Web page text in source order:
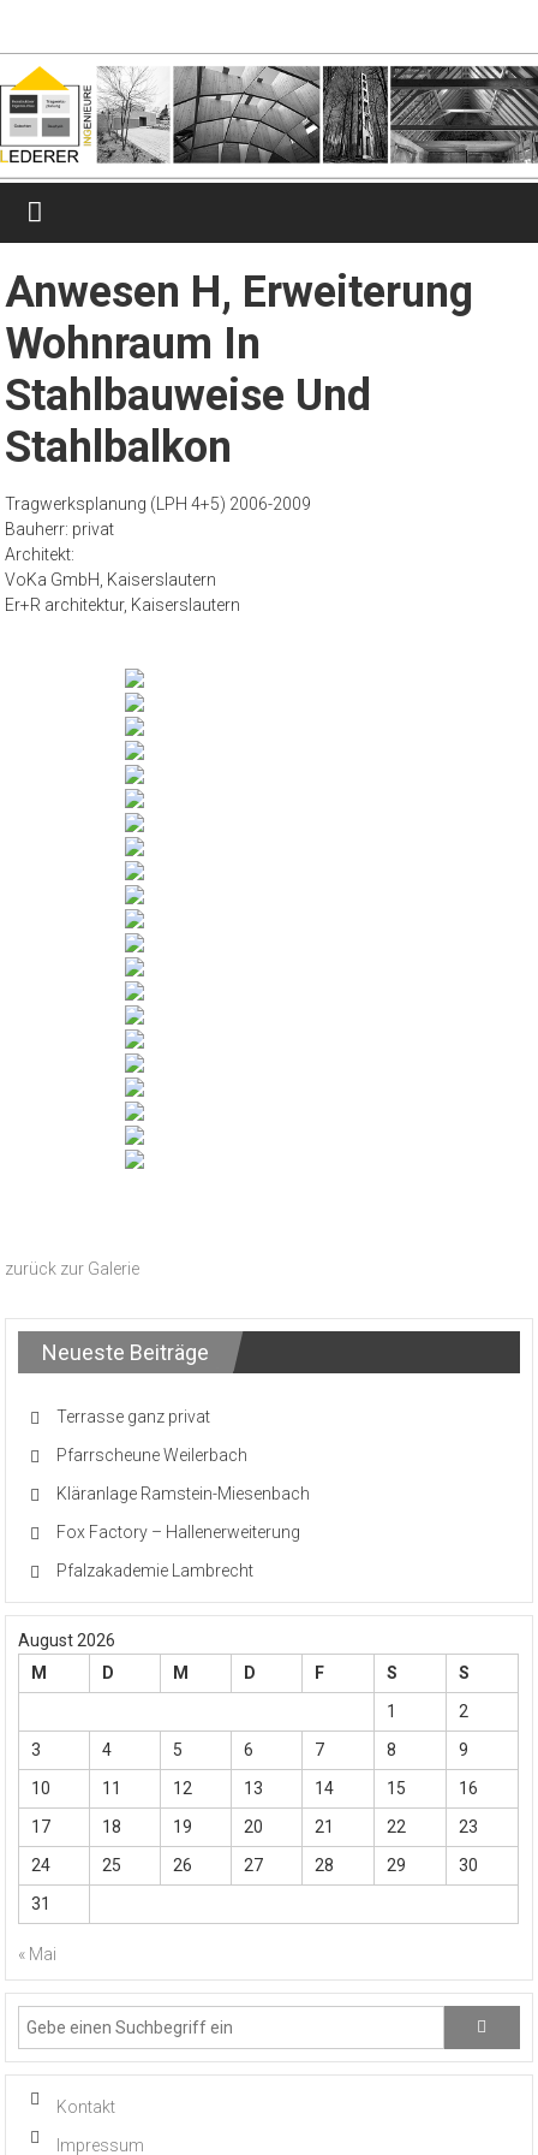
lederer-
ingenieure.de
Ingenieurbüro
für
Anwesen H, Erweiterung
Wohnraum In
Stahlbauweise Und
Stahlbalkon
Tragwerksplanung (LPH 4+5) 2006-2009
Bauherr: privat
Architekt:
VoKa GmbH, Kaiserslautern
Er+R architektur, Kaiserslautern
zurück zur Galerie
Neueste Beiträge
Terrasse ganz privat
Pfarrscheune Weilerbach
Kläranlage Ramstein-Miesenbach
Fox Factory – Hallenerweiterung
Pfalzakademie Lambrecht
August 2026
M
D M D F S
S
1
2
3
4 5 6 7 8
9
10
11 12 13 14 15
16
17
18 19 20 21 22
23
24
25 26 27 28 29
30
31
« Mai
Kontakt
Impressum